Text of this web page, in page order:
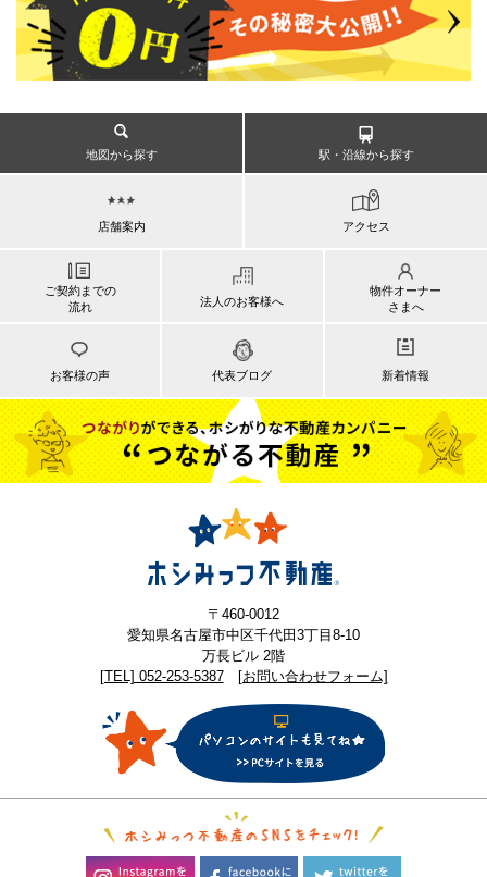
地図から探す 駅・沿線から探す
店舗案内 アクセス
ご契約までの
流れ
法人のお客様へ
物件オーナー
さまへ
お客様の声 代表ブログ 新着情報
〒460-0012
愛知県名古屋市中区千代田3丁目8-10
万長ビル 2階
[TEL] 052-253-5387
[お問い合わせフォーム]